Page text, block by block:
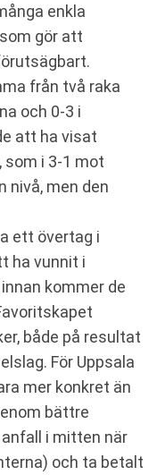
enkla
gör att
från två raka
och 0-3 i
att ha visat
som i 3-1 mot
nivå, men den
ett övertag i
ha vunnit i
kommer de
både på resultat
För Uppsala
mer konkret än
bättre
i mitten när
och ta betalt